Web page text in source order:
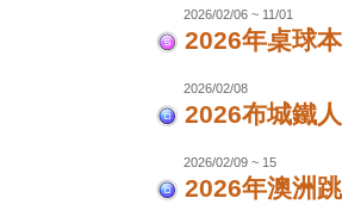
2026/02/06 ~ 11/01
2026年桌球
2026/02/08
2026布城鐵
2026/02/09 ~ 15
2026年澳洲